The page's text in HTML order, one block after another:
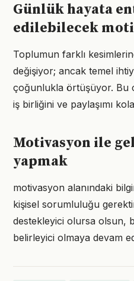
Günlük hayata
edilebilecek
Toplumun farklı
değişiyor; ancak temel
çoğunlukla örtüşüyor. Bu
iş birliğini ve paylaşımı
Motivasyon ile
yapmak
motivasyon alanındaki
kişisel sorumluluğu
destekleyici olursa olsun,
belirleyici olmaya devam